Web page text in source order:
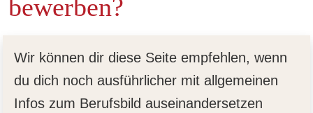
bewerben?
Wir können dir diese Seite empfehlen, wenn
du dich noch ausführlicher mit allgemeinen
Infos zum Berufsbild auseinandersetzen